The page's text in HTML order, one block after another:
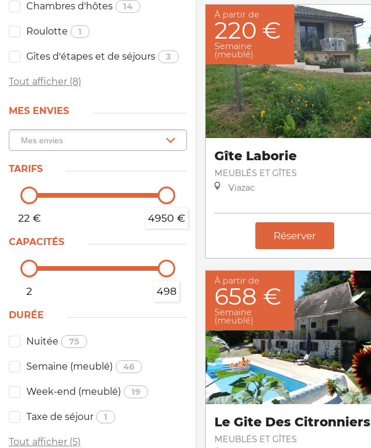
Chambres d'hôtes 14
Roulotte 1
Gîtes d'étapes et de séjours 3
Tout afficher (8)
MES ENVIES
TARIFS
22 € 4950 €
CAPACITÉS
2 498
DURÉE
Nuitée 75
Semaine (meublé) 46
Week-end (meublé) 19
Taxe de séjour 1
Tout afficher (5)
À partir de
220 €
Semaine
(meublé)
Gîte Laborie
MEUBLÉS ET GÎTES
Viazac
Réserver
À partir de
658 €
Semaine
(meublé)
Le Gite Des Citronniers
MEUBLÉS ET GÎTES